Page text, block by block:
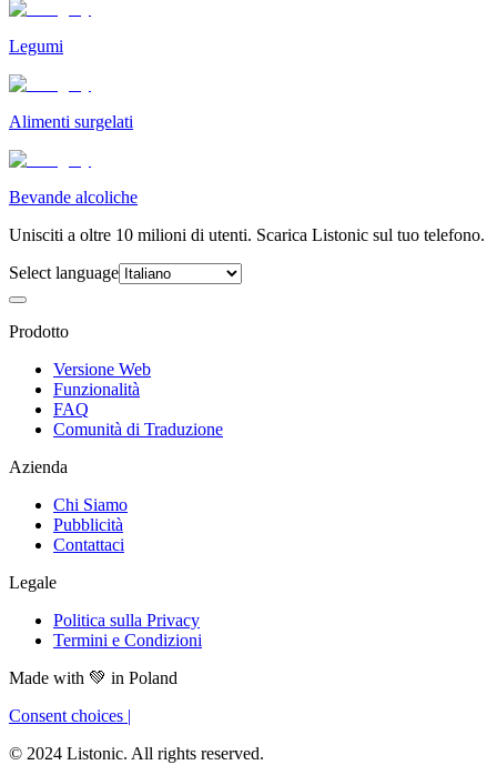
Legumi
Alimenti surgelati
Bevande alcoliche
Unisciti a oltre 10 milioni di utenti. Scarica Listonic sul tuo telefono.
Select language
Prodotto
Versione Web
Funzionalità
FAQ
Comunità di Traduzione
Azienda
Chi Siamo
Pubblicità
Contattaci
Legale
Politica sulla Privacy
Termini e Condizioni
Made with 💚 in Poland
Consent choices |
© 2024 Listonic. All rights reserved.